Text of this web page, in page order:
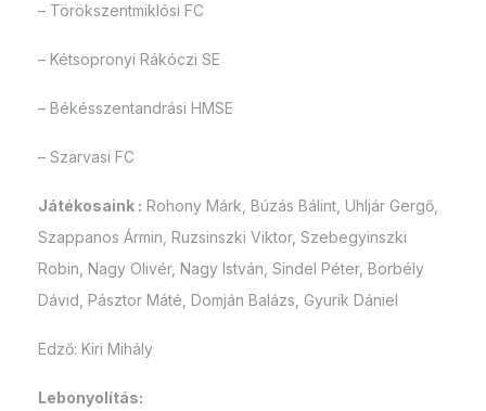
– Törökszentmiklósi FC
– Kétsopronyi Rákóczi SE
– Békésszentandrási HMSE
– Szarvasi FC
Játékosaink : Rohony Márk, Búzás Bálint, Uhljár Gergő,
Szappanos Ármin, Ruzsinszki Viktor, Szebegyinszki
Robin, Nagy Olivér, Nagy István, Sindel Péter, Borbély
Dávid, Pásztor Máté, Domján Balázs, Gyurik Dániel
Edző: Kiri Mihály
Lebonyolítás: